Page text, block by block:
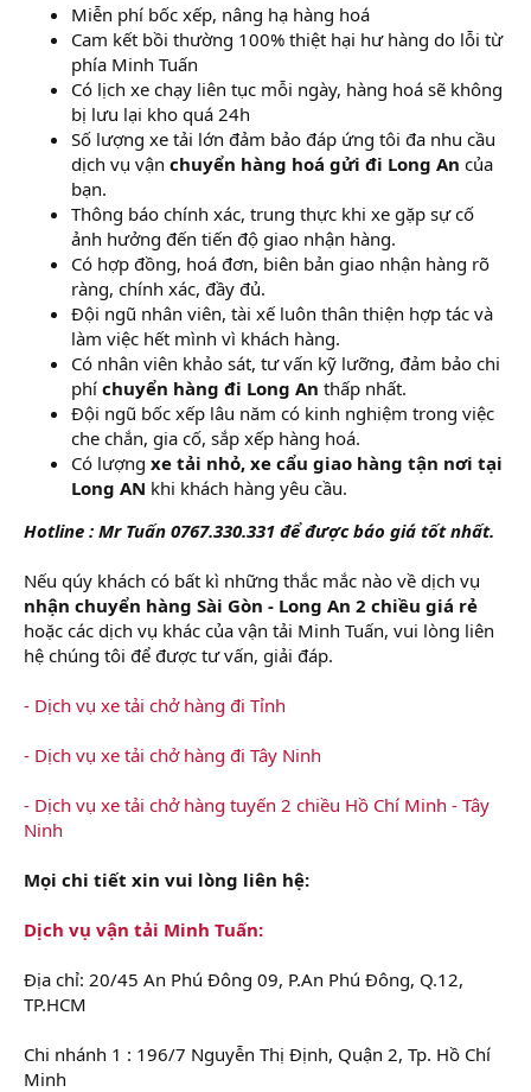
Miễn phí bốc xếp, nâng hạ hàng hoá
Cam kết bồi thường 100% thiệt hại hư hàng do lỗi từ
phía Minh Tuấn
Có lịch xe chạy liên tục mỗi ngày, hàng hoá sẽ không
bị lưu lại kho quá 24h
Số lượng xe tải lớn đảm bảo đáp ứng tôi đa nhu cầu
dịch vụ vận chuyển hàng hoá gửi đi Long An của
bạn.
Thông báo chính xác, trung thực khi xe gặp sự cố
ảnh hưởng đến tiến độ giao nhận hàng.
Có hợp đồng, hoá đơn, biên bản giao nhận hàng rõ
ràng, chính xác, đầy đủ.
Đội ngũ nhân viên, tài xế luôn thân thiện hợp tác và
làm việc hết mình vì khách hàng.
Có nhân viên khảo sát, tư vấn kỹ lưỡng, đảm bảo chi
phí chuyển hàng đi Long An thấp nhất.
Đội ngũ bốc xếp lâu năm có kinh nghiệm trong việc
che chắn, gia cố, sắp xếp hàng hoá.
Có lượng xe tải nhỏ, xe cẩu giao hàng tận nơi tại
Long AN khi khách hàng yêu cầu.
Hotline : Mr Tuấn 0767.330.331 để được báo giá tốt nhất.
Nếu qúy khách có bất kì những thắc mắc nào về dịch vụ
nhận chuyển hàng Sài Gòn - Long An 2 chiều giá rẻ
hoặc các dịch vụ khác của vận tải Minh Tuấn, vui lòng liên
hệ chúng tôi để được tư vấn, giải đáp.
- Dịch vụ xe tải chở hàng đi Tỉnh
- Dịch vụ xe tải chở hàng đi Tây Ninh
- Dịch vụ xe tải chở hàng tuyến 2 chiều Hồ Chí Minh - Tây
Ninh
Mọi chi tiết xin vui lòng liên hệ:
Dịch vụ vận tải Minh Tuấn:
Địa chỉ: 20/45 An Phú Đông 09, P.An Phú Đông, Q.12,
TP.HCM
Chi nhánh 1 : 196/7 Nguyễn Thị Định, Quận 2, Tp. Hồ Chí
Minh